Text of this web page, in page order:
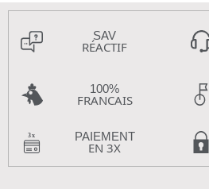
SAV
RÉACTIF
100%
FRANCAIS
PAIEMENT
EN 3X